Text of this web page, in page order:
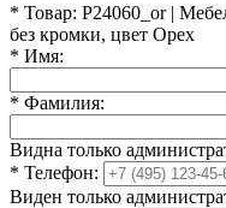
* Товар: P24060_or |
без кромки, цвет Орех
* Имя:
* Фамилия:
Видна только
* Телефон:
Виден только